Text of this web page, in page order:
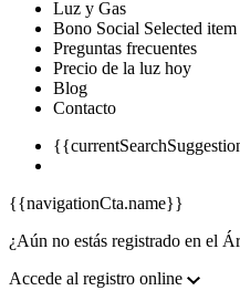
Luz y Gas
Bono Social Selected item
Preguntas frecuentes
Precio de la luz hoy
Blog
Contacto
{{navigationCta.name}}
¿Aún no estás registrado en el
Accede al registro online